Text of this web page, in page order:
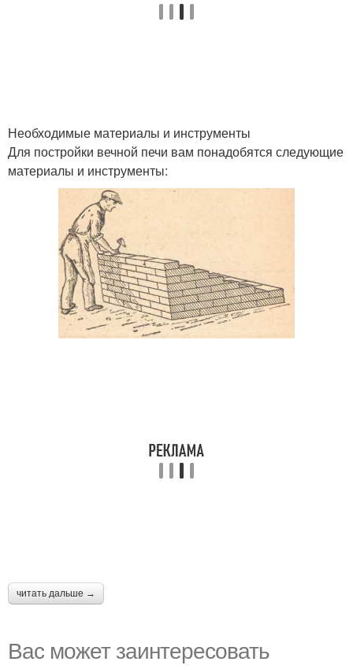
Необходимые материалы и инструменты
Для постройки вечной печи вам понадобятся следующие
материалы и инструменты:
читать дальше →
Вас может заинтересовать